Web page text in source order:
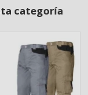
categoría